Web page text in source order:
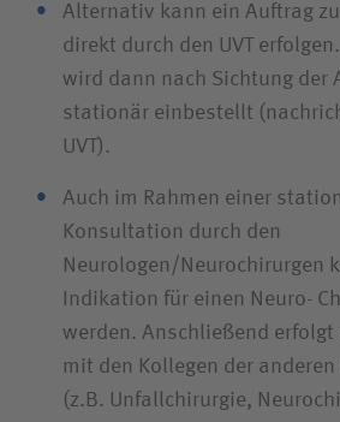
Alternativ kann ein Auftrag
direkt durch den UVT
wird dann nach Sichtung der
stationär einbestellt
UVT).
Auch im Rahmen einer
Konsultation durch den
Neurologen/Neurochirurgen
Indikation für einen Neuro-
werden. Anschließend erfolgt
mit den Kollegen der
(z.B. Unfallchirurgie,